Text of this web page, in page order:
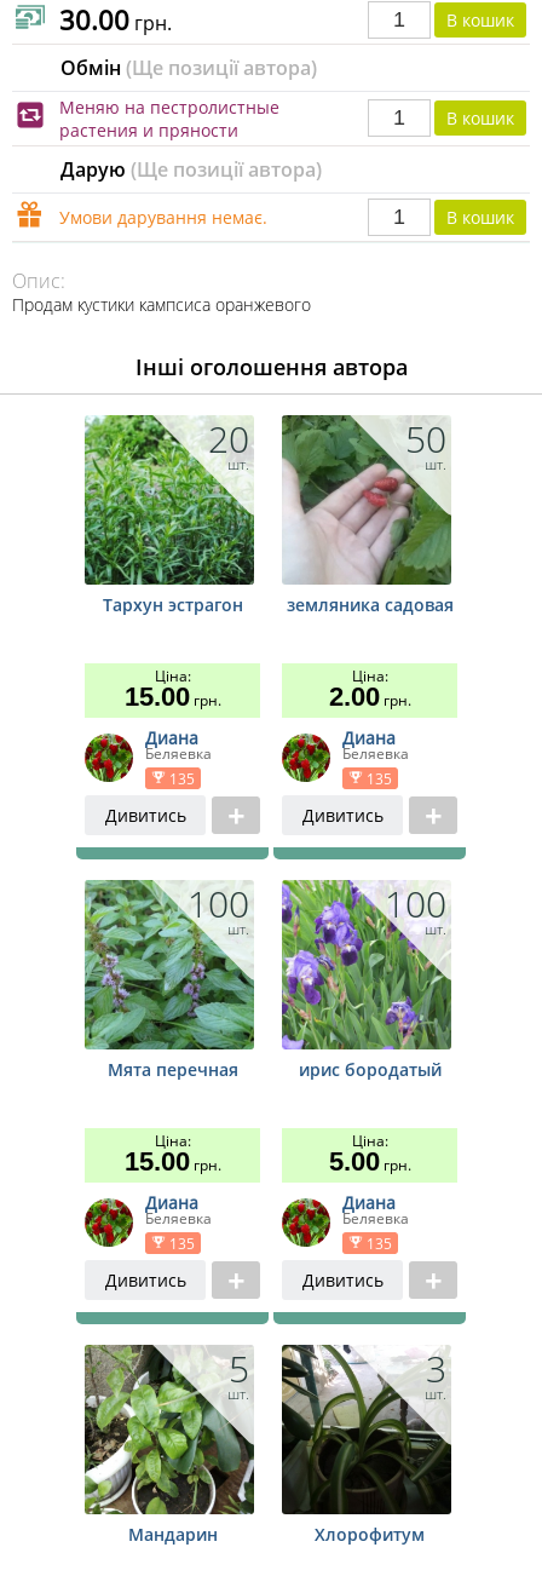
30.00 грн.
Обмін (Ще позиції автора)
Меняю на пестролистные
растения и пряности
Дарую (Ще позиції автора)
Умови дарування немає.
Опис:
Продам кустики кампсиса оранжевого
Інші оголошення автора
20
шт.
Тархун эстрагон
Ціна:
15.00грн.
Диана
Беляевка
135
Дивитись
50
шт.
земляника садовая
Ціна:
2.00грн.
Диана
Беляевка
135
Дивитись
100
шт.
Мята перечная
Ціна:
15.00грн.
Диана
Беляевка
135
Дивитись
100
шт.
ирис бородатый
Ціна:
5.00грн.
Диана
Беляевка
135
Дивитись
5
шт.
Мандарин
3
шт.
Хлорофитум